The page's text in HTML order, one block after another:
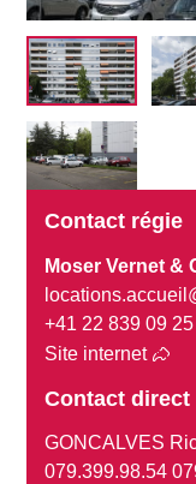
Contact régie
Moser Vernet &
+41 22 839 09 25
Site internet
Contact direct
GONCALVES
079.399.98.54